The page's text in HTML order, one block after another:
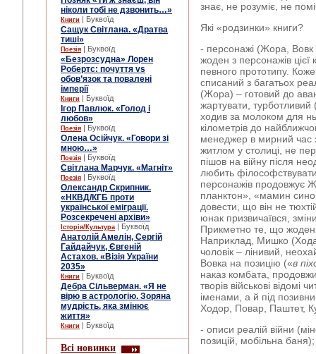
ніколи тобі не дзвонить…»
Книги | Буквоїд
Сащук Світлана. «Дратва
тиші»
Поезія | Буквоїд
«Безрозсудна» Лорен
Робертс: почуття vs
обов’язок та повалені
імперії
Книги | Буквоїд
Ігор Павлюк. «Голод і
любов»
Поезія | Буквоїд
Олена Осійчук. «Говори зі
мною…»
Поезія | Буквоїд
Світлана Марчук. «Магніт»
Поезія | Буквоїд
Олександр Скрипник.
«НКВД/КГБ проти
української еміграції.
Розсекречені архіви»
Історія/Культура | Буквоїд
Анатолій Амелін, Сергій
Гайдайчук, Євгеній
Астахов. «Візія України
2035»
Книги | Буквоїд
Дебра Сільверман. «Я не
вірю в астрологію. Зоряна
мудрість, яка змінює
життя»
Книги | Буквоїд
Всі новинки
знає, не розуміє, не
Які «родзинки» книги?
- персонажі (Жора, Вовк
жоден з персонажів цієї
певного прототипу.
списаний з багатьох
(Жора) – готовий до
жартувати,
ходив за молоком для
кілометрів до
менеджер в мирний час
житлом у столиці, не
пішов на війну після
любить
персонажів продовжує
планктон», «мамин
довести, що він не
юнак призвичаївся,
Прикметно те, що жоден
Наприклад, Мишко
чоловік – лінивий,
Вовка на позицію («в
наказ комбата,
творів військові відомі
іменами, а й під
Ходор, Повар, Паштет,
- описи реалій війни
позицій, мобільна баня);